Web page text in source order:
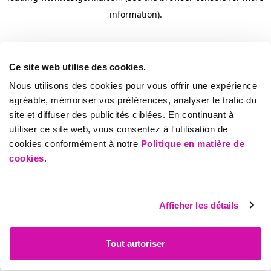
Ce site web utilise des cookies.
Nous utilisons des cookies pour vous offrir une expérience
agréable, mémoriser vos préférences, analyser le trafic du
site et diffuser des publicités ciblées. En continuant à
utiliser ce site web, vous consentez à l'utilisation de
cookies conformément à notre Politique en matière de
cookies.
Afficher les détails
Tout autoriser
information).